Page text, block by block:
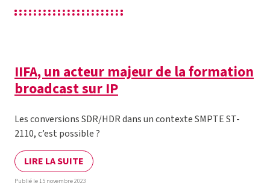
IIFA, un acteur majeur de la formation
broadcast sur IP
Les conversions SDR/HDR dans un contexte SMPTE ST-
2110, c’est possible ?
LIRE LA SUITE
Publié le 15 novembre 2023